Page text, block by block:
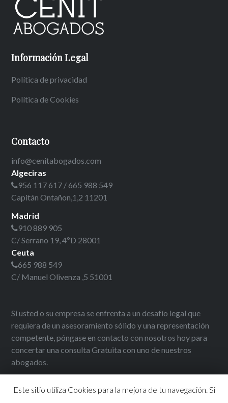
Información Legal
Política de privacidad
Política de Cookies
Contacto
info@cenitabogados.com
Algeciras
956 117 617 /665 988 549
Capitán Ontañon,1,2 11201
Madrid
910 889 905
C/ Serrano 19, 4ºD 28001
Ceuta
665 988 549
C/ Manuel Olivenza ,5 51001
Si usted o su empresa se enfrenta a un desafío legal que
requiera de un asesoramiento sólido y una representación
competente, póngase en contacto con nosotros hoy para
concertar una consulta Gratuita con uno de nuestros
abogados.
Este sitio utiliza Cookies para la mejora de tu navegación. Si